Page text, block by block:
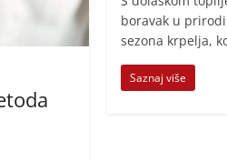
boravak u
sezona krpelja,
Saznaj više